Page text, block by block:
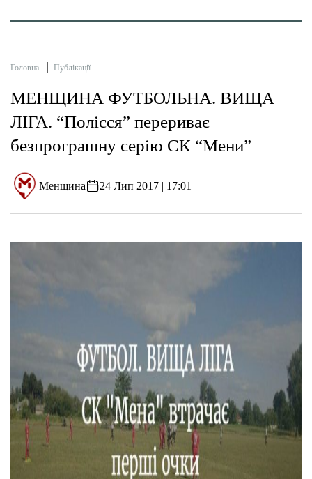
Головна Публікації
МЕНЩИНА ФУТБОЛЬНА. ВИЩА
ЛІГА. “Полісся” перериває
безпрограшну серію СК “Мени”
Менщина 24 Лип 2017 | 17:01